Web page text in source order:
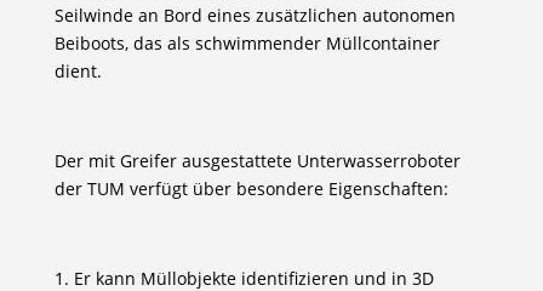
Seilwinde an Bord eines zusätzlichen autonomen
Beiboots, das als schwimmender Müllcontainer
dient.
Der mit Greifer ausgestattete Unterwasserroboter
der TUM verfügt über besondere Eigenschaften:
1. Er kann Müllobjekte identifizieren und in 3D